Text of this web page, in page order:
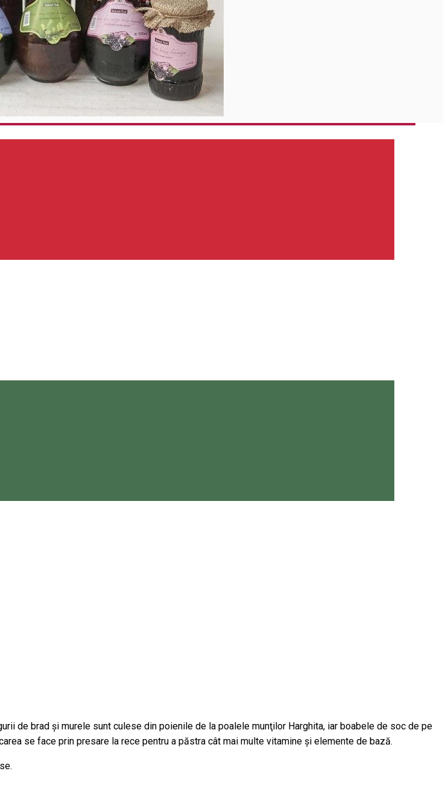
de brad și murele sunt culese din poienile de la poalele munţilor Harghita, iar boabele de soc de pe
se face prin presare la rece pentru a păstra cât mai multe vitamine și elemente de bază.